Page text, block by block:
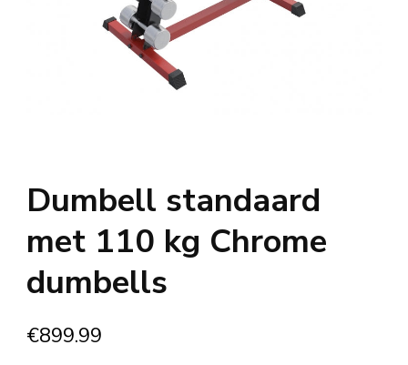
Dumbell standaard
met 110 kg Chrome
dumbells
€899.99